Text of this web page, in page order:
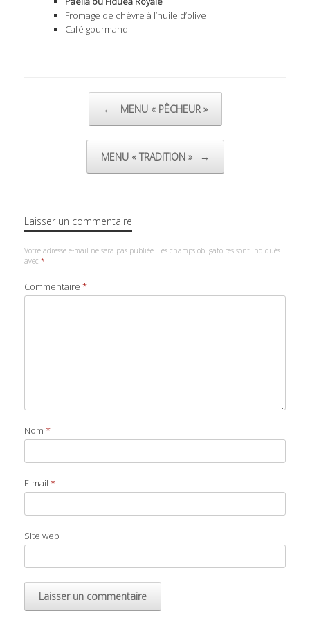
Fromage de chèvre à l’huile d’olive
Café gourmand
← MENU « PÊCHEUR »
MENU « TRADITION » →
Laisser un commentaire
Votre adresse e-mail ne sera pas publiée. Les champs obligatoires sont indiqués
avec *
Commentaire *
Nom *
E-mail *
Site web